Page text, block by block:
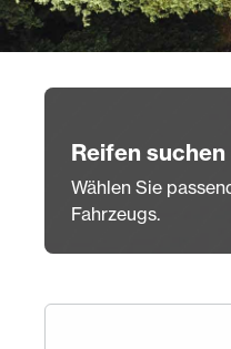
Reifen suchen
Wählen Sie
Fahrzeugs.